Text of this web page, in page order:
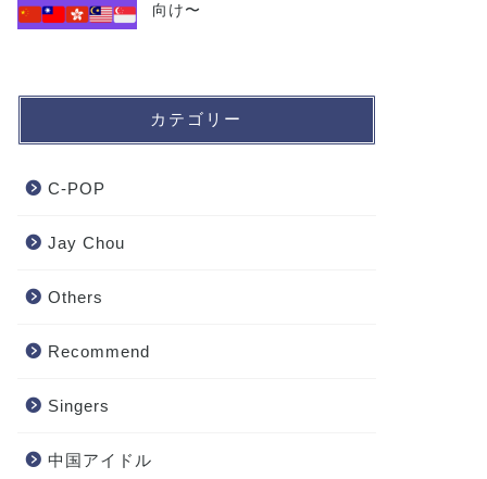
向け〜
カテゴリー
C-POP
Jay Chou
Others
Recommend
Singers
中国アイドル